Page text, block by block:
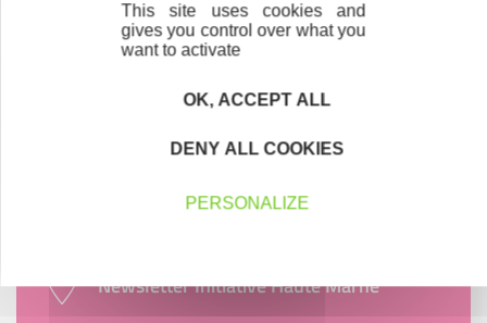
Trouvez à qui vous adresser
Newsletter Initiative Haute Marne
This site uses cookies and
gives you control over what you
want to activate
OK, ACCEPT ALL
DENY ALL COOKIES
PERSONALIZE